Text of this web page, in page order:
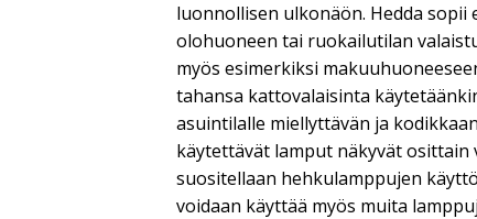
luonnollisen ulkonäön. Hedda sopii
olohuoneen tai ruokailutilan
myös esimerkiksi
tahansa kattovalaisinta
asuintilalle miellyttävän ja
käytettävät lamput näkyvät osittain
suositellaan hehkulamppujen
voidaan käyttää myös muita